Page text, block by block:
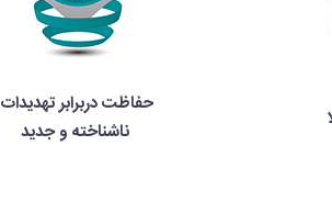
حفاظت دربرابر تهدیدات
ناشناخته و جدید